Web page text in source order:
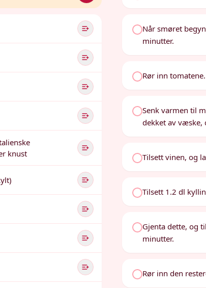
knust
Når smøret
minutter.
Rør inn tomatene.
Senk varmen til
dekket av væske,
Tilsett vinen, og
Tilsett 1.2 dl
Gjenta dette, og
minutter.
Rør inn den